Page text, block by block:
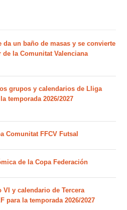
da un baño de masas y se convierte
de la Comunitat Valenciana
grupos y calendarios de Lliga
temporada 2026/2027
Comunitat FFCV Futsal
de la Copa Federación
VI y calendario de Tercera
para la temporada 2026/2027